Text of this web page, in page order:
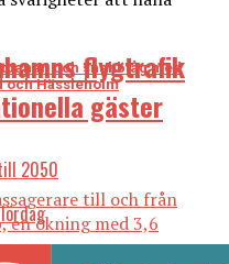
och snabbtåg med
och Hässleholm
2050
flygtrafik
gäster
till och från
en ökning med 3,6